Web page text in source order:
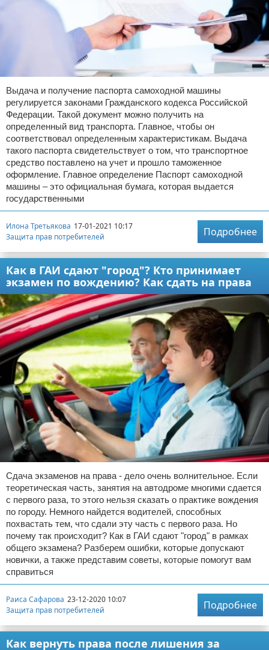
Выдача и получение паспорта самоходной машины
регулируется законами Гражданского кодекса Российской
Федерации. Такой документ можно получить на
определенный вид транспорта. Главное, чтобы он
соответствовал определенным характеристикам. Выдача
такого паспорта свидетельствует о том, что транспортное
средство поставлено на учет и прошло таможенное
оформление. Главное определение Паспорт самоходной
машины – это официальная бумага, которая выдается
государственными
Илона Третьякова 17-01-2021 10:17
Защита прав потребителей
Подробнее
Как в ГАИ сдают "город"? Кто принимает
экзамен по вождению? Как сдать на права
Сдача экзаменов на права - дело очень волнительное. Если
теоретическая часть, занятия на автодроме многими сдается
с первого раза, то этого нельзя сказать о практике вождения
по городу. Немного найдется водителей, способных
похвастать тем, что сдали эту часть с первого раза. Но
почему так происходит? Как в ГАИ сдают "город" в рамках
общего экзамена? Разберем ошибки, которые допускают
новички, а также представим советы, которые помогут вам
справиться
Раиса Сафарова 23-12-2020 10:07
Защита прав потребителей
Подробнее
Как вернуть права после лишения за